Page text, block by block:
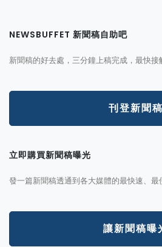
NEWSBUFFET 新聞稿自助吧
新聞稿的好去處，三分鐘上稿完成，最快接
刊登新聞稿
立即購買新聞稿曝光
發一篇新聞稿透通到各大媒體的最快速、最
讓新聞稿曝